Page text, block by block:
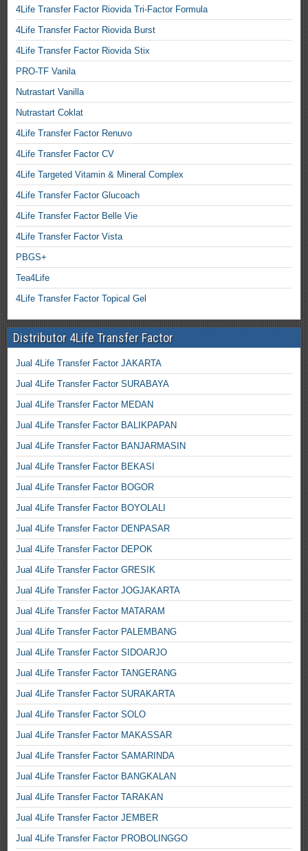
4Life Transfer Factor Riovida Tri-Factor Formula
4Life Transfer Factor Riovida Burst
4Life Transfer Factor Riovida Stix
PRO-TF Vanila
Nutrastart Vanilla
Nutrastart Coklat
4Life Transfer Factor Renuvo
4Life Transfer Factor CV
4Life Targeted Vitamin & Mineral Complex
4Life Transfer Factor Glucoach
4Life Transfer Factor Belle Vie
4Life Transfer Factor Vista
PBGS+
Tea4Life
4Life Transfer Factor Topical Gel
Distributor 4Life Transfer Factor
Jual 4Life Transfer Factor JAKARTA
Jual 4Life Transfer Factor SURABAYA
Jual 4Life Transfer Factor MEDAN
Jual 4Life Transfer Factor BALIKPAPAN
Jual 4Life Transfer Factor BANJARMASIN
Jual 4Life Transfer Factor BEKASI
Jual 4Life Transfer Factor BOGOR
Jual 4Life Transfer Factor BOYOLALI
Jual 4Life Transfer Factor DENPASAR
Jual 4Life Transfer Factor DEPOK
Jual 4Life Transfer Factor GRESIK
Jual 4Life Transfer Factor JOGJAKARTA
Jual 4Life Transfer Factor MATARAM
Jual 4Life Transfer Factor PALEMBANG
Jual 4Life Transfer Factor SIDOARJO
Jual 4Life Transfer Factor TANGERANG
Jual 4Life Transfer Factor SURAKARTA
Jual 4Life Transfer Factor SOLO
Jual 4Life Transfer Factor MAKASSAR
Jual 4Life Transfer Factor SAMARINDA
Jual 4Life Transfer Factor BANGKALAN
Jual 4Life Transfer Factor TARAKAN
Jual 4Life Transfer Factor JEMBER
Jual 4Life Transfer Factor PROBOLINGGO